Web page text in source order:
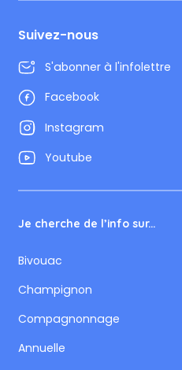
Suivez-nous
S'abonner à l'infolettre
Facebook
Instagram
Youtube
Je cherche de l’info sur...
Bivouac
Champignon
Compagnonnage
Annuelle